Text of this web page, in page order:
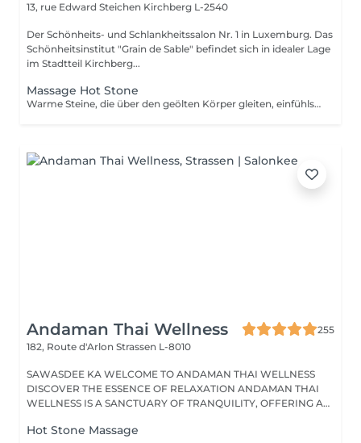
13, rue Edward Steichen Kirchberg L-2540
Der Schönheits- und Schlankheitssalon Nr. 1 in Luxemburg. Das
Schönheitsinstitut "Grain de Sable" befindet sich in idealer Lage
im Stadtteil Kirchberg...
Massage Hot Stone
Warme Steine, die über den geölten Körper gleiten, einfühlsame Griffe, die Verspannungen lösen. Seit Jahrtausenden wird die wohltuende Wirkung der Hot-Stone-Massage geschätzt.
Andaman Thai Wellness
255
182, Route d'Arlon Strassen L-8010
SAWASDEE KA WELCOME TO ANDAMAN THAI WELLNESS
DISCOVER THE ESSENCE OF RELAXATION ANDAMAN THAI
WELLNESS IS A SANCTUARY OF TRANQUILITY, OFFERING A
Hot Stone Massage